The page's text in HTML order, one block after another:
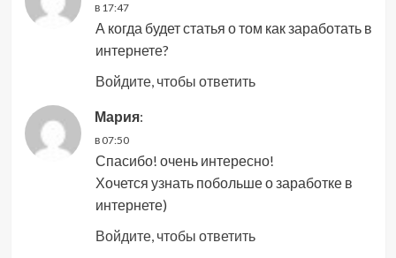
в 17:47
А когда будет статья о том как заработать в
интернете?
Войдите, чтобы ответить
Мария:
в 07:50
Спасибо! очень интересно!
Хочется узнать побольше о заработке в
интернете)
Войдите, чтобы ответить